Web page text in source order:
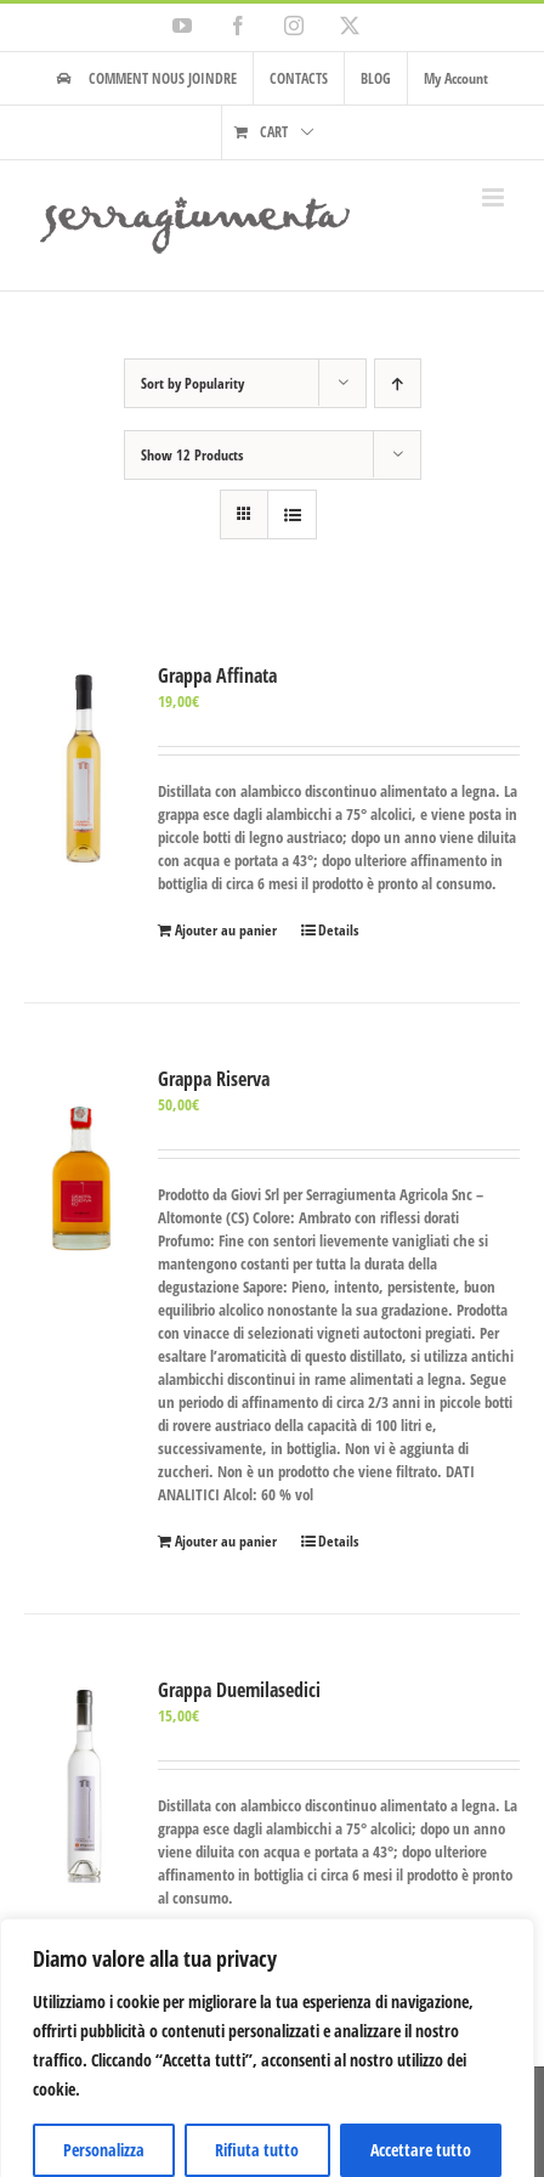
Diamo valore alla tua privacy
Utilizziamo i cookie per migliorare la tua esperienza di navigazione,
offrirti pubblicità o contenuti personalizzati e analizzare il nostro
traffico. Cliccando “Accetta tutti”, acconsenti al nostro utilizzo dei
cookie.
Personalizza Rifiuta tutto Accettare tutto
Skip
content
YouTube FacebookInstagram
COMMENT NOUS JOINDRE CONTACTS BLOG My Account
CART
Sort byPopularity
Show12 Products
Grappa Affinata
19,00€
Distillata con alambicco discontinuo alimentato a legna. La
grappa esce dagli alambicchi a 75° alcolici, e viene posta in
piccole botti di legno austriaco; dopo un anno viene diluita
con acqua e portata a 43°; dopo ulteriore affinamento in
bottiglia di circa 6 mesi il prodotto è pronto al consumo.
Ajouter au panier Details
Grappa Riserva
50,00€
Prodotto da Giovi Srl per Serragiumenta Agricola Snc –
Altomonte (CS) Colore: Ambrato con riflessi dorati
Profumo: Fine con sentori lievemente vanigliati che si
mantengono costanti per tutta la durata della
degustazione Sapore: Pieno, intento, persistente, buon
equilibrio alcolico nonostante la sua gradazione. Prodotta
con vinacce di selezionati vigneti autoctoni pregiati. Per
esaltare l’aromaticità di questo distillato, si utilizza antichi
alambicchi discontinui in rame alimentati a legna. Segue
un periodo di affinamento di circa 2/3 anni in piccole botti
di rovere austriaco della capacità di 100 litri e,
successivamente, in bottiglia. Non vi è aggiunta di
zuccheri. Non è un prodotto che viene filtrato. DATI
ANALITICI Alcol: 60 % vol
Ajouter au panier Details
Grappa Duemilasedici
15,00€
Distillata con alambicco discontinuo alimentato a legna. La
grappa esce dagli alambicchi a 75° alcolici; dopo un anno
viene diluita con acqua e portata a 43°; dopo ulteriore
affinamento in bottiglia ci circa 6 mesi il prodotto è pronto
al consumo.
© 2012 -
P.I. 00366020782 | Credits:Mastrascusa
YouTubeFacebookInstagram